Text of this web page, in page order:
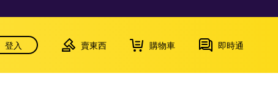
登入 賣東西 購物車 即時通